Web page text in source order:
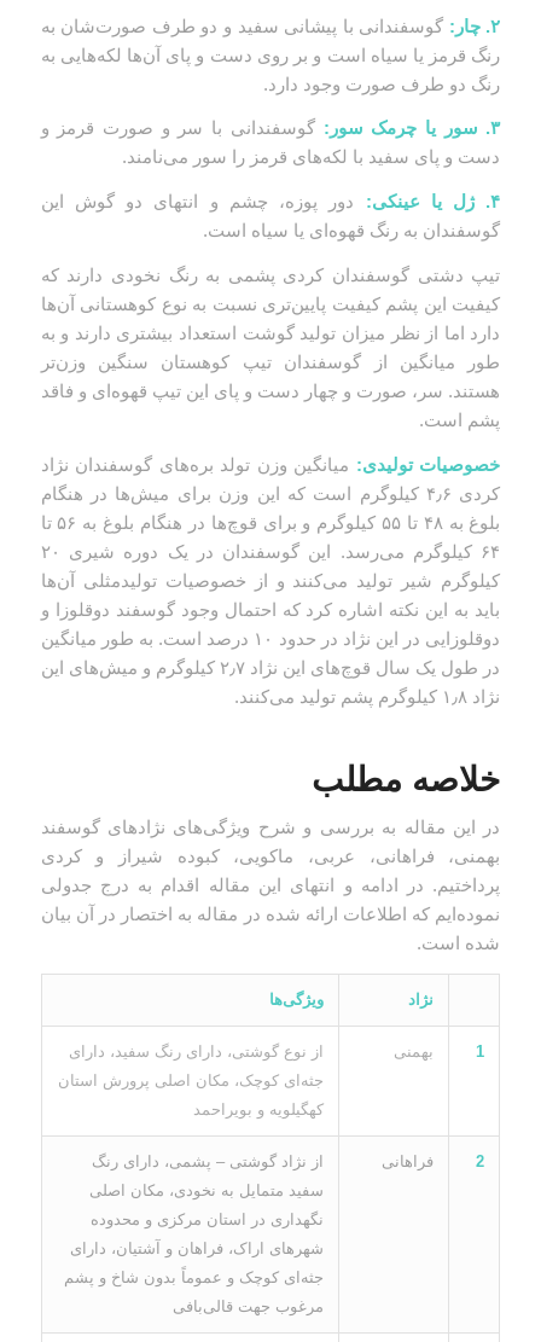
۲. چار: گوسفندانی با پیشانی سفید و دو طرف صورت‌شان به
رنگ قرمز یا سیاه است و بر روی دست و پای آن‌ها لکه‌هایی به
رنگ دو طرف صورت وجود دارد.
۳. سور یا چرمک سور: گوسفندانی با سر و صورت قرمز و
دست و پای سفید با لکه‌های قرمز را سور می‌نامند.
۴. ژل یا عینکی: دور پوزه، چشم و انتهای دو گوش این
گوسفندان به رنگ قهوه‌ای یا سیاه است.
تیپ دشتی گوسفندان کردی پشمی به رنگ نخودی دارند که
کیفیت این پشم کیفیت پایین‌تری نسبت به نوع کوهستانی آن‌ها
دارد اما از نظر میزان تولید گوشت استعداد بیشتری دارند و به
طور میانگین از گوسفندان تیپ کوهستان سنگین وزن‌تر
هستند. سر، صورت و چهار دست و پای این تیپ قهوه‌ای و فاقد
پشم است.
خصوصیات تولیدی: میانگین وزن تولد بره‌های گوسفندان نژاد
کردی ۴٫۶ کیلوگرم است که این وزن برای میش‌ها در هنگام
بلوغ به ۴۸ تا ۵۵ کیلوگرم و برای قوچ‌ها در هنگام بلوغ به ۵۶ تا
۶۴ کیلوگرم می‌رسد. این گوسفندان در یک دوره شیری ۲۰
کیلوگرم شیر تولید می‌کنند و از خصوصیات تولیدمثلی آن‌ها
باید به این نکته اشاره کرد که احتمال وجود گوسفند دوقلوزا و
دوقلوزایی در این نژاد در حدود ۱۰ درصد است. به طور میانگین
در طول یک سال قوچ‌های این نژاد ۲٫۷ کیلوگرم و میش‌های این
نژاد ۱٫۸ کیلوگرم پشم تولید می‌کنند.
خلاصه مطلب
در این مقاله به بررسی و شرح ویژگی‌های نژادهای گوسفند
بهمنی، فراهانی، عربی، ماکویی، کبوده شیراز و کردی
پرداختیم. در ادامه و انتهای این مقاله اقدام به درج جدولی
نموده‌ایم که اطلاعات ارائه شده در مقاله به اختصار در آن بیان
شده است.
نژاد ویژگی‌ها
1 بهمنی
از نوع گوشتی، دارای رنگ سفید، دارای
جثه‌ای کوچک، مکان اصلی پرورش استان
کهگیلویه و بویراحمد
2 فراهانی
از نژاد گوشتی – پشمی، دارای رنگ
سفید متمایل به نخودی، مکان اصلی
نگهداری در استان مرکزی و محدوده
شهرهای اراک، فراهان و آشتیان، دارای
جثه‌ای کوچک و عموماً بدون شاخ و پشم
مرغوب جهت قالی‌بافی